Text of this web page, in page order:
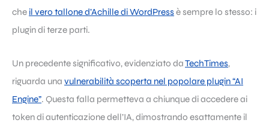
che il vero tallone d’Achille di WordPressè sempre lo stesso: i
plugin di terze parti.
Un precedente significativo, evidenziato daTechTimes,
riguarda una vulnerabilità scoperta nel popolare plugin “AI
Engine”. Questa falla permetteva a chiunque di accedere ai
token di autenticazione dell’IA, dimostrando esattamente il